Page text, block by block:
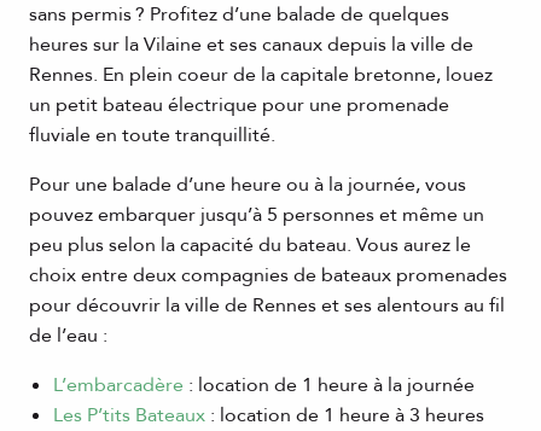
sans permis ? Profitez d’une balade de quelques
heures sur la Vilaine et ses canaux depuis la ville de
Rennes. En plein coeur de la capitale bretonne, louez
un petit bateau électrique pour une promenade
fluviale en toute tranquillité.
Pour une balade d’une heure ou à la journée, vous
pouvez embarquer jusqu’à 5 personnes et même un
peu plus selon la capacité du bateau. Vous aurez le
choix entre deux compagnies de bateaux promenades
pour découvrir la ville de Rennes et ses alentours au fil
de l’eau :
L’embarcadère : location de 1 heure à la journée
Les P’tits Bateaux : location de 1 heure à 3 heures